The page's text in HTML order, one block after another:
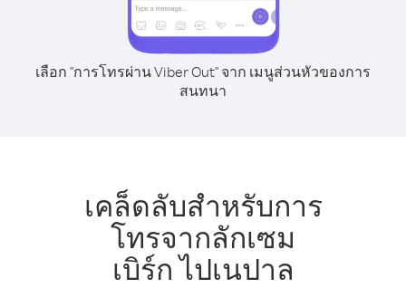
เลือก "การโทรผ่าน Viber Out" จาก เมนูส่วนหัวของการ
สนทนา
เคล็ดลับสำหรับการ
โทรจากลักเซม
เบิร์ก ไปเนปาล